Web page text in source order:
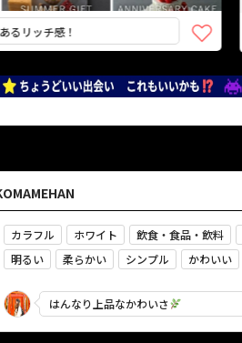
チ感！
カラフル ホワイト 飲食・食品・飲料
明るい
柔らかい シンプル
かわいい
はんなり上品なかわいさ